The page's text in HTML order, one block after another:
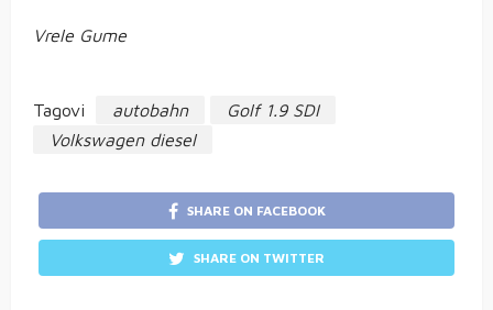
Vrele Gume
Tagovi autobahn
Golf 1.9 SDI
Volkswagen diesel
SHARE ON FACEBOOK
SHARE ON TWITTER